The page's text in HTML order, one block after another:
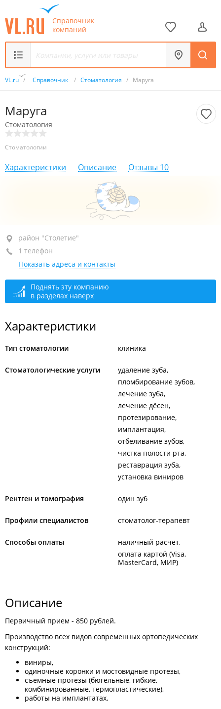
Справочник
компаний
VL.ru / Справочник / Стоматология / Маруга
Маруга
Стоматология
Стоматологии
Характеристики Описание Отзывы 10
район "Столетие", пер. Камский, 5
1-й этаж
+7 (423) 237-07-42
сегодня закрыто
район "Столетие"
1 телефон
Показать адреса и контакты
Поднять эту компанию
в разделах наверх
Характеристики
Тип стоматологии клиника
Стоматологические услуги
удаление зуба
пломбирование зубов
лечение зуба
лечение дёсен
протезирование
имплантация
отбеливание зубов
чистка полости рта
реставрация зуба
установка виниров
Рентген и томография один зуб
Профили специалистов стоматолог-терапевт
Способы оплаты
наличный расчёт
оплата картой (Visa,
MasterCard, МИР)
Описание
Первичный прием - 850 рублей.
Производство всех видов современных ортопедических
конструкций:
виниры,
одиночные коронки и мостовидные протезы,
съемные протезы (бюгельные, гибкие,
комбинированные, термопластические),
работы на имплантатах.